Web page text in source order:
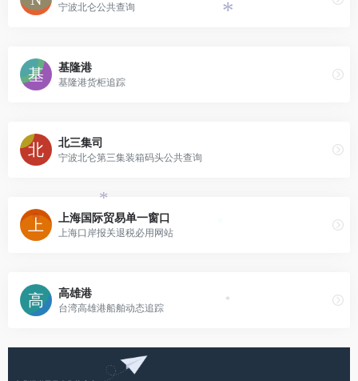
宁波北仑公共查询
基隆港
基隆港货柜追踪
北三集司
宁波北仑第三集装箱码头公共查询
上海国际贸易单一窗口
上海口岸报关退税必用网站
高雄港
台湾高雄港船舶动态追踪
*